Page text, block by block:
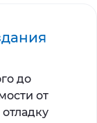
до
от